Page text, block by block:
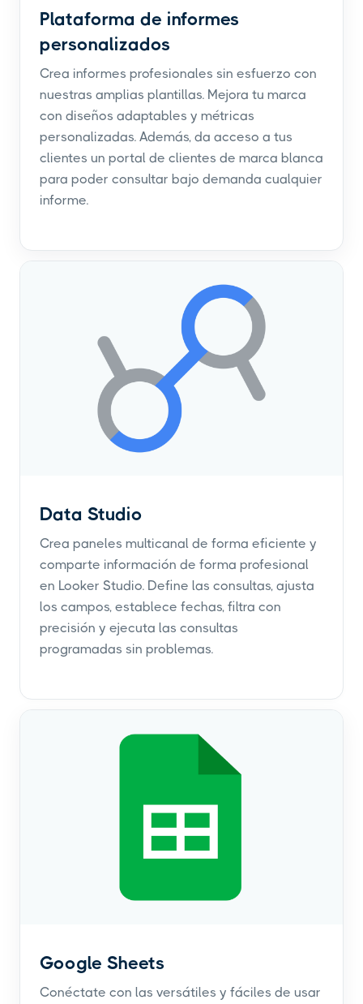
Plataforma de informes
personalizados
Crea informes profesionales sin esfuerzo con
nuestras amplias plantillas. Mejora tu marca
con diseños adaptables y métricas
personalizadas. Además, da acceso a tus
clientes un portal de clientes de marca blanca
para poder consultar bajo demanda cualquier
informe.
Data Studio
Crea paneles multicanal de forma eficiente y
comparte información de forma profesional
en Looker Studio. Define las consultas, ajusta
los campos, establece fechas, filtra con
precisión y ejecuta las consultas
programadas sin problemas.
Google Sheets
Conéctate con las versátiles y fáciles de usar